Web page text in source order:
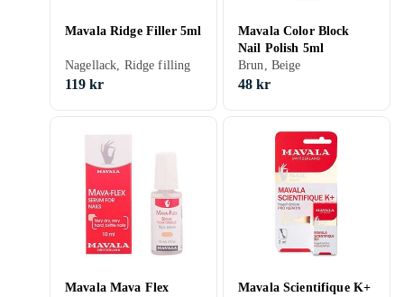
Mavala Ridge Filler 5ml
Nagellack, Ridge filling
119 kr
Mavala Color Block
Nail Polish 5ml
Brun, Beige
48 kr
Mavala Mava Flex
Mavala Scientifique K+